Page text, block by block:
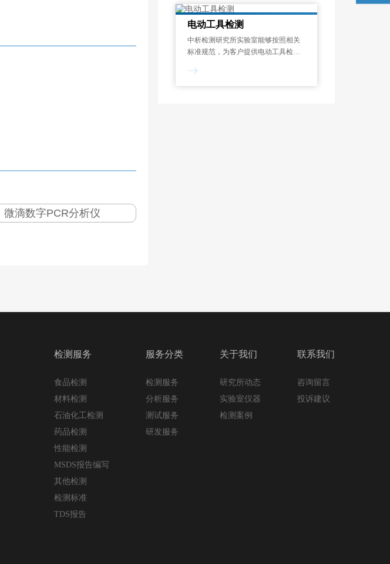
微滴数字PCR分析仪
行检测和分析。一般来说，蓄电池性
能测试报告的出具需
电动工具检测
中析检测研究所实验室能够按照相关
标准规范，为客户提供电动工具检测
率测定、过载测试、噪声检测、绝缘
检测服务
食品检测
材料检测
石油化工检测
药品检测
性能检测
MSDS报告编写
其他检测
检测标准
TDS报告
服务分类
检测服务
分析服务
测试服务
研发服务
关于我们
研究所动态
实验室仪器
检测案例
联系我们
咨询留言
投诉建议